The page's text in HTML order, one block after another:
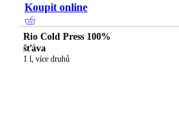
Koupit online
Rio Cold Press 100%
šťáva
1 l, více druhů